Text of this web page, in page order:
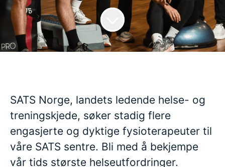
SATS Norge, landets ledende helse- og
treningskjede, søker stadig flere
engasjerte og dyktige fysioterapeuter til
våre SATS sentre. Bli med å bekjempe
vår tids største helseutfordringer.